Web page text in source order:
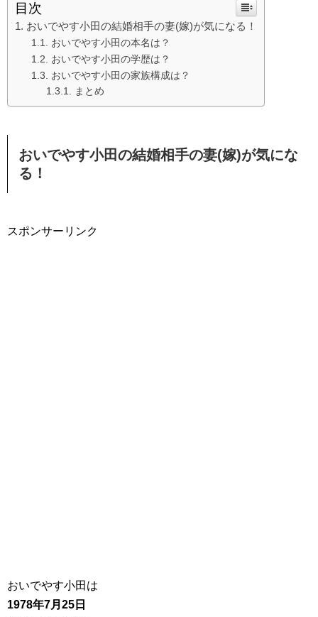
目次
おいでやす小田の結婚相手の妻(嫁)が気になる！
おいでやす小田の本名は？
おいでやす小田の学歴は？
おいでやす小田の家族構成は？
まとめ
おいでやす小田の結婚相手の妻(嫁)が気にな
る！
スポンサーリンク
おいでやす小田は
1978年7月25日